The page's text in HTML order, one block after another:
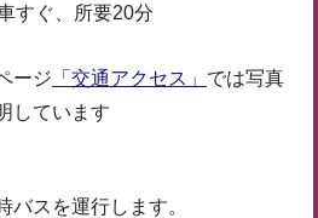
すぐ、所要20分
ージ 「交通アクセス」 では写真
しています
バスを運行します。